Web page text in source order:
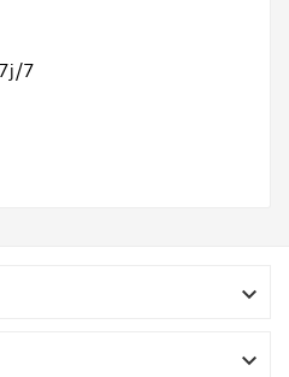
7

